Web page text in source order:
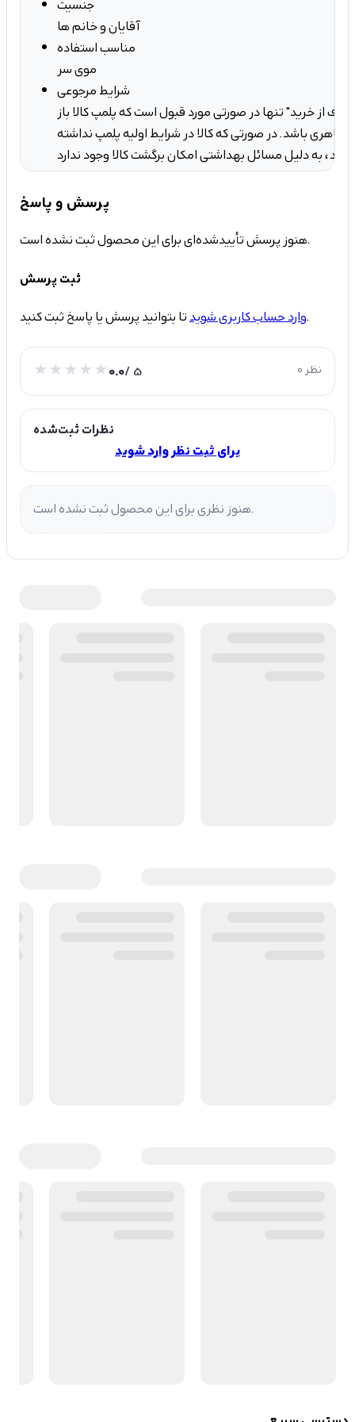
جنسیت
آقایان و خانم ها
مناسب استفاده
موی سر
شرایط مرجوعی
از خرید" تنها در صورتی مورد قبول است که پلمپ کالا باز
ظاهری باشد. در صورتی که کالا در شرایط اولیه پلمپ نداشته
پرسش و پاسخ
هنوز پرسش تأییدشده‌ای برای این محصول ثبت نشده است.
ثبت پرسش
وارد حساب کاربری شویدتا بتوانید پرسش یا پاسخ ثبت کنید.
0.0/ 5 0 نظر
نظرات ثبت‌شده
برای ثبت نظر وارد شوید
هنوز نظری برای این محصول ثبت نشده است.